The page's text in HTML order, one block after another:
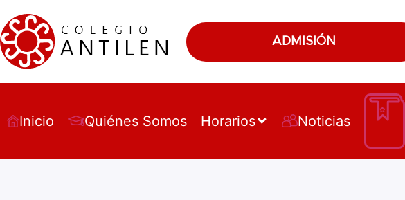
ADMISIÓN
Inicio Quiénes Somos Horarios Noticias